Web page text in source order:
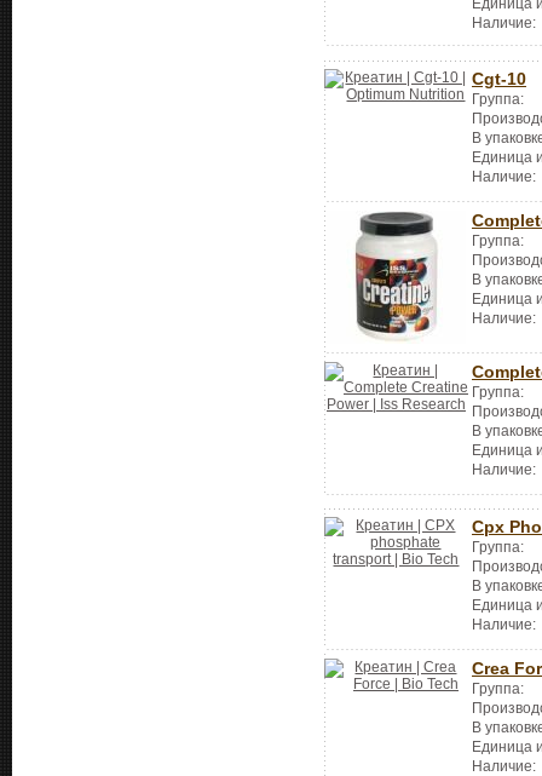
Наличие:
Cgt-10
Группа:
В
Единица
Наличие:
Группа:
В
Единица
Наличие:
Группа:
В
Единица
Наличие:
Cpx
Группа:
В
Единица
Наличие:
Crea
Группа:
В
Единица
Наличие: